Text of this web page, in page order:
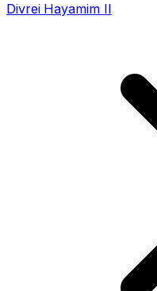
Divrei Hayamim II